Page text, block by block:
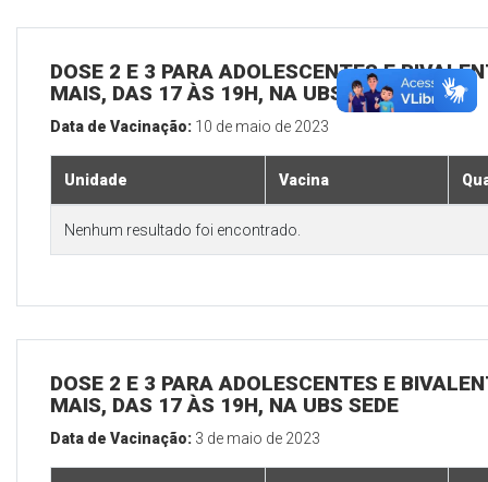
DOSE 2 E 3 PARA ADOLESCENTES E
MAIS, DAS 17 ÀS 19H, NA UBS SEDE
Data de Vacinação: 10 de maio de 2023
Unidade Vacina
Nenhum resultado foi encontrado.
DOSE 2 E 3 PARA ADOLESCENTES E
MAIS, DAS 17 ÀS 19H, NA UBS SEDE
Data de Vacinação: 3 de maio de 2023